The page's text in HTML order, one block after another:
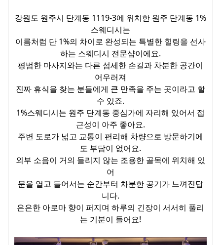
강원도 원주시 단계동 1119-3에 위치한 원주 단계동 1%
스웨디시는
이름처럼 단 1%의 차이로 완성되는 특별한 힐링을 선사
하는 스웨디시 전문샵이에요.
평범한 마사지와는 다른 섬세한 손길과 차분한 공간이
어우러져
진짜 휴식을 찾는 분들에게 큰 만족을 주는 곳이라고 할
수 있죠.
1%스웨디시는 원주 단계동 중심가에 자리해 있어서 접
근성이 아주 좋아요.
주변 도로가 넓고 교통이 편리해 차량으로 방문하기에
도 부담이 없어요.
외부 소음이 거의 들리지 않는 조용한 골목에 위치해 있
어
문을 열고 들어서는 순간부터 차분한 공기가 느껴진답
니다.
은은한 아로마 향이 퍼지며 하루의 긴장이 서서히 풀리
는 기분이 들어요!